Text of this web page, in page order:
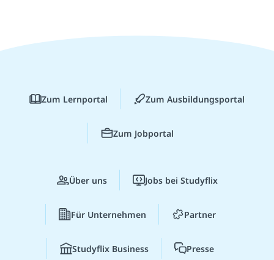
Zum Lernportal Zum Ausbildungsportal
Zum Jobportal
Über uns Jobs bei Studyflix
Für Unternehmen Partner
Studyflix Business Presse